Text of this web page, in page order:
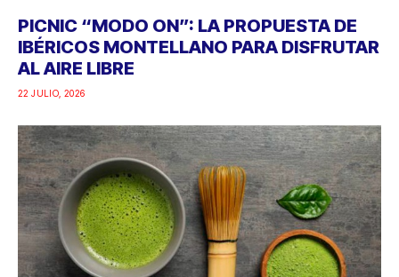
PICNIC “MODO ON”: LA PROPUESTA DE
IBÉRICOS MONTELLANO PARA DISFRUTAR
AL AIRE LIBRE
22 JULIO, 2026